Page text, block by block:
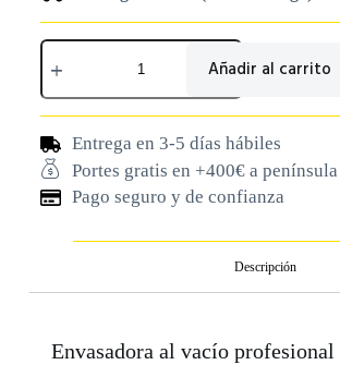
Añadir al carrito
Entrega en 3-5 días hábiles
Portes gratis en +400€ a península
Pago seguro y de confianza
Descripción
Envasadora al vacío profesional